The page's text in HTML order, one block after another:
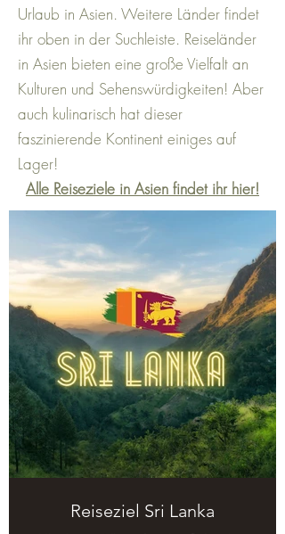
Urlaub in Asien. Weitere Länder findet
ihr oben in der Suchleiste. Reiseländer
in Asien bieten eine große Vielfalt an
Kulturen und Sehenswürdigkeiten! Aber
auch kulinarisch hat dieser
faszinierende Kontinent einiges auf
Lager!
Alle Reiseziele in Asien findet ihr hier!
Reiseziel Sri Lanka